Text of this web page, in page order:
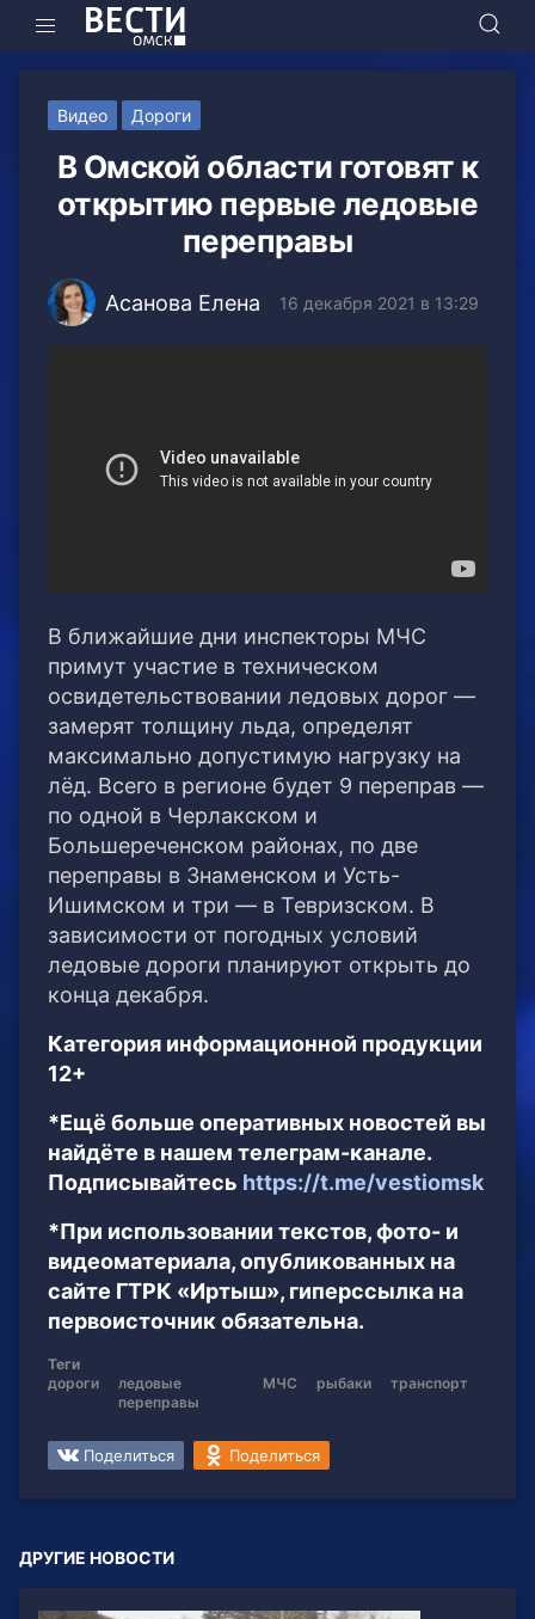
Видео Дороги
В Омской области готовят к
открытию первые ледовые
переправы
Асанова Елена 16 декабря 2021 в 13:29
В ближайшие дни инспекторы МЧС
примут участие в техническом
освидетельствовании ледовых дорог —
замерят толщину льда, определят
максимально допустимую нагрузку на
лёд. Всего в регионе будет 9 переправ —
по одной в Черлакском и
Большереченском районах, по две
переправы в Знаменском и Усть-
Ишимском и три — в Тевризском. В
зависимости от погодных условий
ледовые дороги планируют открыть до
конца декабря.
Категория информационной продукции
12+
*Ещё больше оперативных новостей вы
найдёте в нашем телеграм-канале.
Подписывайтесь https://t.me/vestiomsk
*При использовании текстов, фото- и
видеоматериала, опубликованных на
сайте ГТРК «Иртыш», гиперссылка на
первоисточник обязательна.
Теги
дороги
ледовые
переправы
МЧС рыбаки транспорт
Поделиться Поделиться
ДРУГИЕ НОВОСТИ